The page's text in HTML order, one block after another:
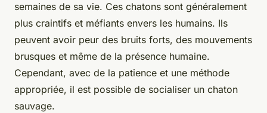
semaines de sa vie. Ces chatons sont généralement
plus craintifs et méfiants envers les humains. Ils
peuvent avoir peur des bruits forts, des mouvements
brusques et même de la présence humaine.
Cependant, avec de la patience et une méthode
appropriée, il est possible de socialiser un chaton
sauvage.